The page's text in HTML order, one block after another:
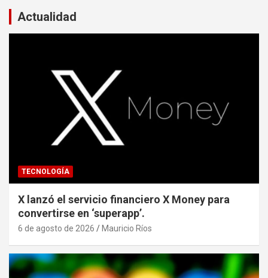
Actualidad
TECNOLOGÍA
X lanzó el servicio financiero X Money para
convertirse en ‘superapp’.
6 de agosto de 2026 Mauricio Ríos